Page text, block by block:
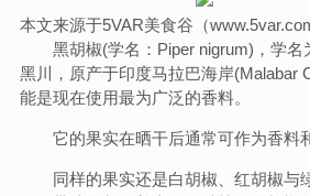
本文来源于5VAR美食谷（
黑胡椒(学名：Piper nigrum)，学名
黑川，原产于印度马拉巴海岸(Malabar
能是现在使用最为广泛的香料。
它的果实在晒干后通常可作为香料和
同样的果实还是白胡椒、红胡椒与